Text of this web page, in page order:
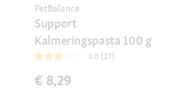
PetBalance
Support
Kalmeringspasta 100 g
3.0 (27)
€ 8,29